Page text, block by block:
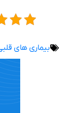
بیماری های